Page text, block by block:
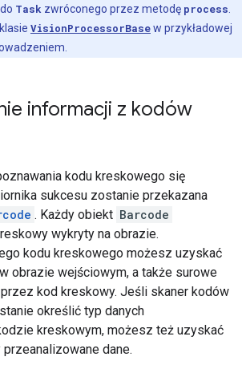
do Task zwróconego przez metodę process
VisionProcessorBasew przykładowej
informacji z kodów
kodu kreskowego się
sukcesu zostanie przekazana
. Każdy obiekt Barcode
wykryty na obrazie.
kodu kreskowego możesz uzyskać
obrazie wejściowym, a także surowe
kod kreskowy. Jeśli skaner kodów
określić typ danych
kreskowym, możesz też uzyskać
dane.